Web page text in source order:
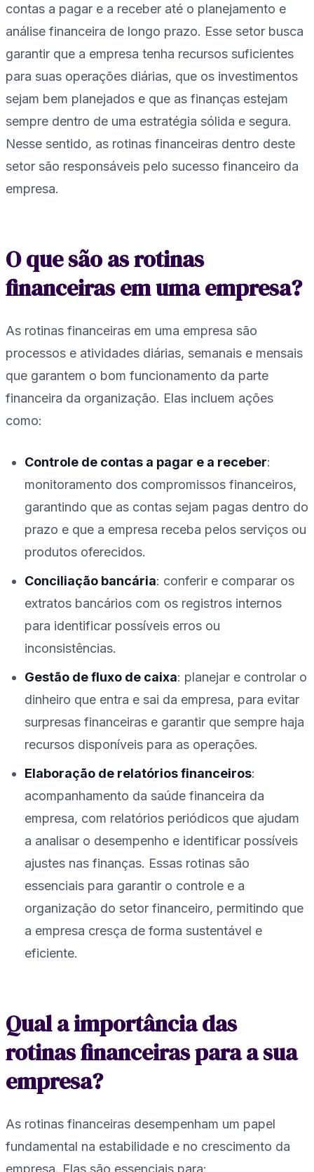
contas a pagar e a receber até o planejamento e
análise financeira de longo prazo. Esse setor busca
garantir que a empresa tenha recursos suficientes
para suas operações diárias, que os investimentos
sejam bem planejados e que as finanças estejam
sempre dentro de uma estratégia sólida e segura.
Nesse sentido, as rotinas financeiras dentro deste
setor são responsáveis pelo sucesso financeiro da
empresa.
O que são as rotinas
financeiras em uma empresa?
As rotinas financeiras em uma empresa são
processos e atividades diárias, semanais e mensais
que garantem o bom funcionamento da parte
financeira da organização. Elas incluem ações
como:
Controle de contas a pagar e a receber:
monitoramento dos compromissos financeiros,
garantindo que as contas sejam pagas dentro do
prazo e que a empresa receba pelos serviços ou
produtos oferecidos.
Conciliação bancária: conferir e comparar os
extratos bancários com os registros internos
para identificar possíveis erros ou
inconsistências.
Gestão de fluxo de caixa: planejar e controlar o
dinheiro que entra e sai da empresa, para evitar
surpresas financeiras e garantir que sempre haja
recursos disponíveis para as operações.
Elaboração de relatórios financeiros:
acompanhamento da saúde financeira da
empresa, com relatórios periódicos que ajudam
a analisar o desempenho e identificar possíveis
ajustes nas finanças. Essas rotinas são
essenciais para garantir o controle e a
organização do setor financeiro, permitindo que
a empresa cresça de forma sustentável e
eficiente.
Qual a importância das
rotinas financeiras para a sua
empresa?
As rotinas financeiras desempenham um papel
fundamental na estabilidade e no crescimento da
empresa. Elas são essenciais para: